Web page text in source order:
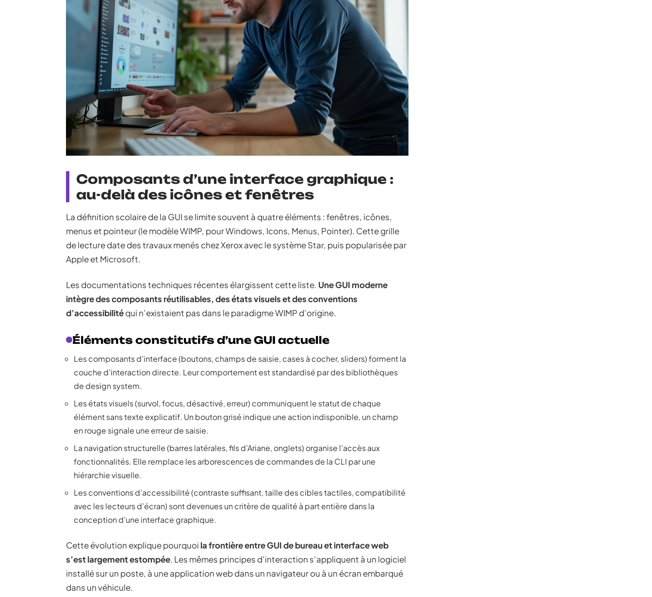
Composants d’une interface graphique :
au-delà des icônes et fenêtres
La définition scolaire de la GUI se limite souvent à quatre éléments : fenêtres, icônes,
menus et pointeur (le modèle WIMP, pour Windows, Icons, Menus, Pointer). Cette grille
de lecture date des travaux menés chez Xerox avec le système Star, puis popularisée par
Apple et Microsoft.
Les documentations techniques récentes élargissent cette liste. Une GUI moderne
intègre des composants réutilisables, des états visuels et des conventions
d’accessibilitéqui n’existaient pas dans le paradigme WIMP d’origine.
Éléments constitutifs d’une GUI actuelle
Les composants d’interface (boutons, champs de saisie, cases à cocher, sliders) forment la
couche d’interaction directe. Leur comportement est standardisé par des bibliothèques
de design system.
Les états visuels (survol, focus, désactivé, erreur) communiquent le statut de chaque
élément sans texte explicatif. Un bouton grisé indique une action indisponible, un champ
en rouge signale une erreur de saisie.
La navigation structurelle (barres latérales, fils d’Ariane, onglets) organise l’accès aux
fonctionnalités. Elle remplace les arborescences de commandes de la CLI par une
hiérarchie visuelle.
Les conventions d’accessibilité (contraste suffisant, taille des cibles tactiles, compatibilité
avec les lecteurs d’écran) sont devenues un critère de qualité à part entière dans la
conception d’une interface graphique.
Cette évolution explique pourquoi la frontière entre GUI de bureau et interface web
s’est largement estompée. Les mêmes principes d’interaction s’appliquent à un logiciel
installé sur un poste, à une application web dans un navigateur ou à un écran embarqué
dans un véhicule.